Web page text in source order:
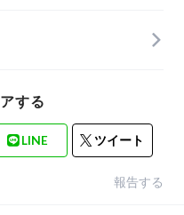
する
LINE ツイート
報告する